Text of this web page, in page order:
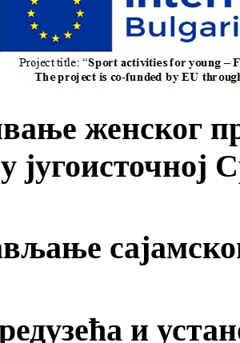
женског
југоисточној
и